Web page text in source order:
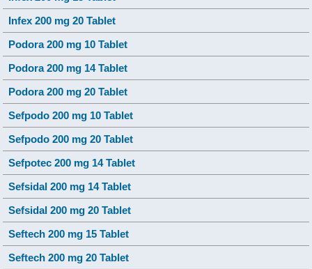
Infex 200 mg 20 Tablet
Podora 200 mg 10 Tablet
Podora 200 mg 14 Tablet
Podora 200 mg 20 Tablet
Sefpodo 200 mg 10 Tablet
Sefpodo 200 mg 20 Tablet
Sefpotec 200 mg 14 Tablet
Sefsidal 200 mg 14 Tablet
Sefsidal 200 mg 20 Tablet
Seftech 200 mg 15 Tablet
Seftech 200 mg 20 Tablet